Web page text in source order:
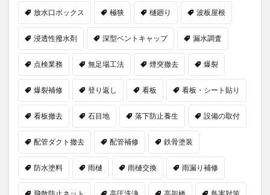
放水口ボックス 極狭 樋廻り 波板屋根
浸透性撥水剤 深型ベントキャップ 漏水調査
点検業務 無足場工法 煙突撤去 爆裂
爆裂補修 登り返し 看板 看板・シート貼り
看板撤去 石目地 落下防止養生 設備の取付
配管ダクト撤去 配管補修 鉄骨塗装
防水塗料 雨樋 雨樋交換 雨漏り補修